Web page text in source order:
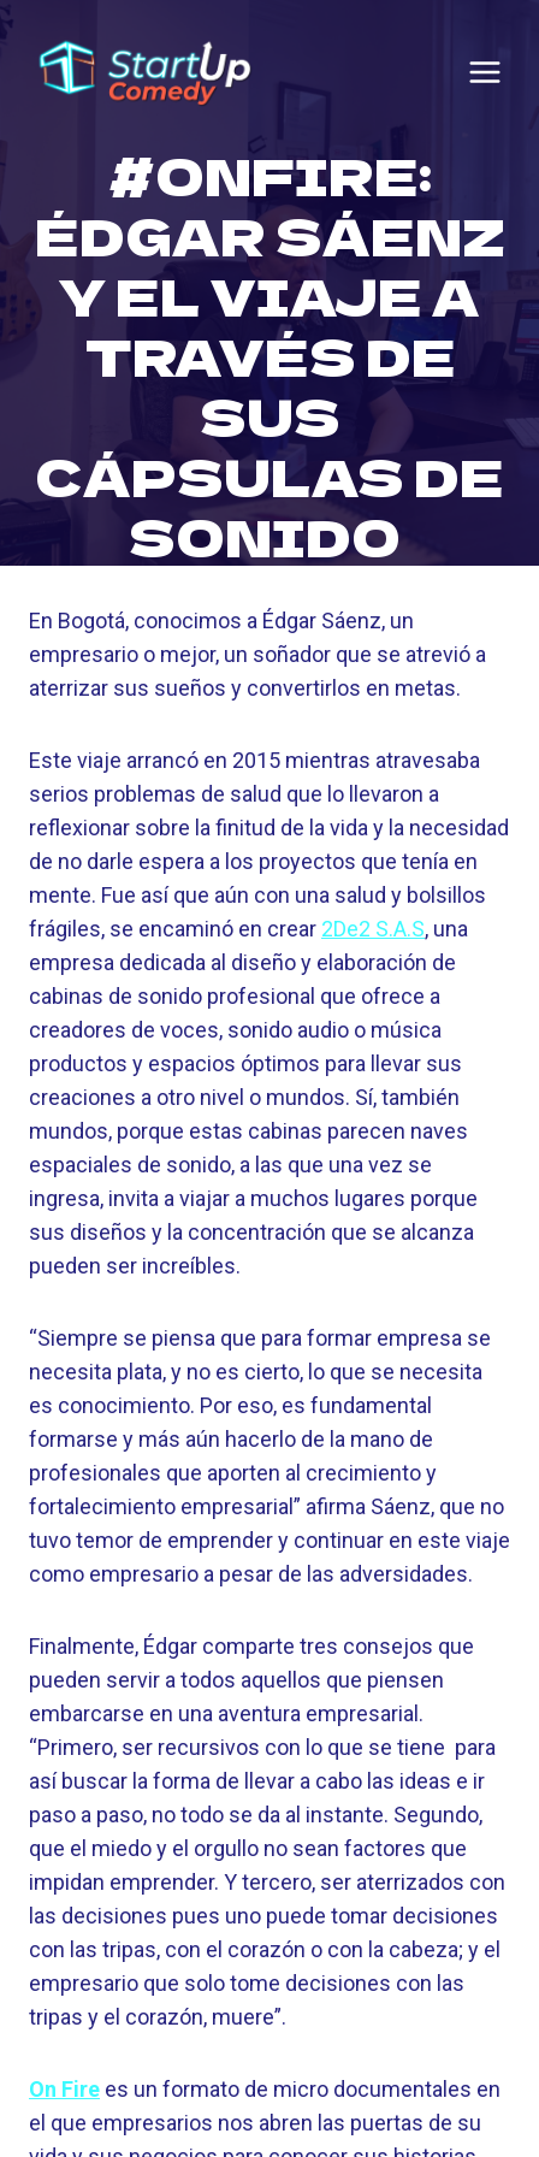
Saltar
contenido
#ONFIRE:
ÉDGAR SÁENZ
Y EL VIAJE A
TRAVÉS DE
SUS
CÁPSULAS DE
SONIDO
En Bogotá, conocimos a Édgar Sáenz, un
empresario o mejor, un soñador que se atrevió a
aterrizar sus sueños y convertirlos en metas.
Este viaje arrancó en 2015 mientras atravesaba
serios problemas de salud que lo llevaron a
reflexionar sobre la finitud de la vida y la necesidad
de no darle espera a los proyectos que tenía en
mente. Fue así que aún con una salud y bolsillos
frágiles, se encaminó en crear 2De2 S.A.S, una
empresa dedicada al diseño y elaboración de
cabinas de sonido profesional que ofrece a
creadores de voces, sonido audio o música
productos y espacios óptimos para llevar sus
creaciones a otro nivel o mundos. Sí, también
mundos, porque estas cabinas parecen naves
espaciales de sonido, a las que una vez se
ingresa, invita a viajar a muchos lugares porque
sus diseños y la concentración que se alcanza
pueden ser increíbles.
“Siempre se piensa que para formar empresa se
necesita plata, y no es cierto, lo que se necesita
es conocimiento. Por eso, es fundamental
formarse y más aún hacerlo de la mano de
profesionales que aporten al crecimiento y
fortalecimiento empresarial” afirma Sáenz, que no
tuvo temor de emprender y continuar en este viaje
como empresario a pesar de las adversidades.
Finalmente, Édgar comparte tres consejos que
pueden servir a todos aquellos que piensen
embarcarse en una aventura empresarial.
“Primero, ser recursivos con lo que se tiene para
así buscar la forma de llevar a cabo las ideas e ir
paso a paso, no todo se da al instante. Segundo,
que el miedo y el orgullo no sean factores que
impidan emprender. Y tercero, ser aterrizados con
las decisiones pues uno puede tomar decisiones
con las tripas, con el corazón o con la cabeza; y el
empresario que solo tome decisiones con las
tripas y el corazón, muere”.
On Fire es un formato de micro documentales en
el que empresarios nos abren las puertas de su